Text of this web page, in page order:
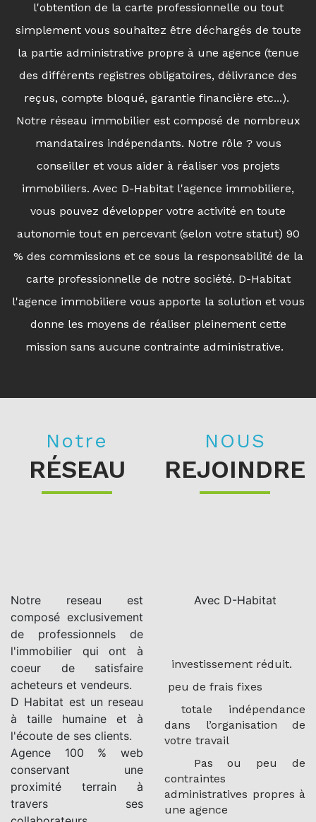
l'obtention de la carte professionnelle ou tout
simplement vous souhaitez être déchargés de toute
la partie administrative propre à une agence (tenue
des différents registres obligatoires, délivrance des
reçus, compte bloqué, garantie financière etc...).
Notre réseau immobilier est composé de nombreux
mandataires indépendants. Notre rôle ? vous
conseiller et vous aider à réaliser vos projets
immobiliers. Avec D-Habitat l'agence immobiliere,
vous pouvez développer votre activité en toute
autonomie tout en percevant (selon votre statut) 90
% des commissions et ce sous la responsabilité de la
carte professionnelle de notre société. D-Habitat
l'agence immobiliere vous apporte la solution et vous
donne les moyens de réaliser pleinement cette
mission sans aucune contrainte administrative.
Notre
RÉSEAU
Notre reseau est
composé exclusivement
de professionnels de
l'immobilier qui ont à
coeur de satisfaire
acheteurs et vendeurs.
D Habitat est un reseau
à taille humaine et à
l'écoute de ses clients.
Agence 100 % web
conservant une
proximité terrain à
travers ses
NOUS
REJOINDRE
Avec D-Habitat
investissement réduit.
peu de frais fixes
totale indépendance
dans l’organisation de
votre travail
Pas ou peu de
contraintes
administratives propres à
une agence